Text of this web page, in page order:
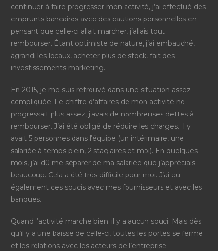
continuer à faire progresser mon activité, j’ai effectué des
emprunts bancaires avec des cautions personnelles en
pensant que celle-ci allait marcher, j’allais tout
rembourser. Étant optimiste de nature, j’ai embauché,
agrandi les locaux, acheter plus de stock, fait des
investissements marketing.
En 2015, je me suis retrouvé dans une situation assez
compliquée. Le chiffre d’affaires de mon activité ne
progressait plus assez, j’avais de nombreuses dettes à
rembourser. J’ai été obligé de réduire les charges. Il y
avait 5 personnes dans l’équipe (un intérimaire, une
salariée à temps plein, 2 stagiaires et moi). En quelques
mois, j’ai dû me séparer de ma salariée que j’appréciais
beaucoup. Cela a été très difficile pour moi. J’ai eu
également des soucis avec mes fournisseurs et avec les
banques.
Quand l’activité marche bien, il y a aucun souci. Mais dès
qu’il y a une baisse de celle-ci, toutes les portes se ferme
et les relations avec les acteurs de l’entreprise